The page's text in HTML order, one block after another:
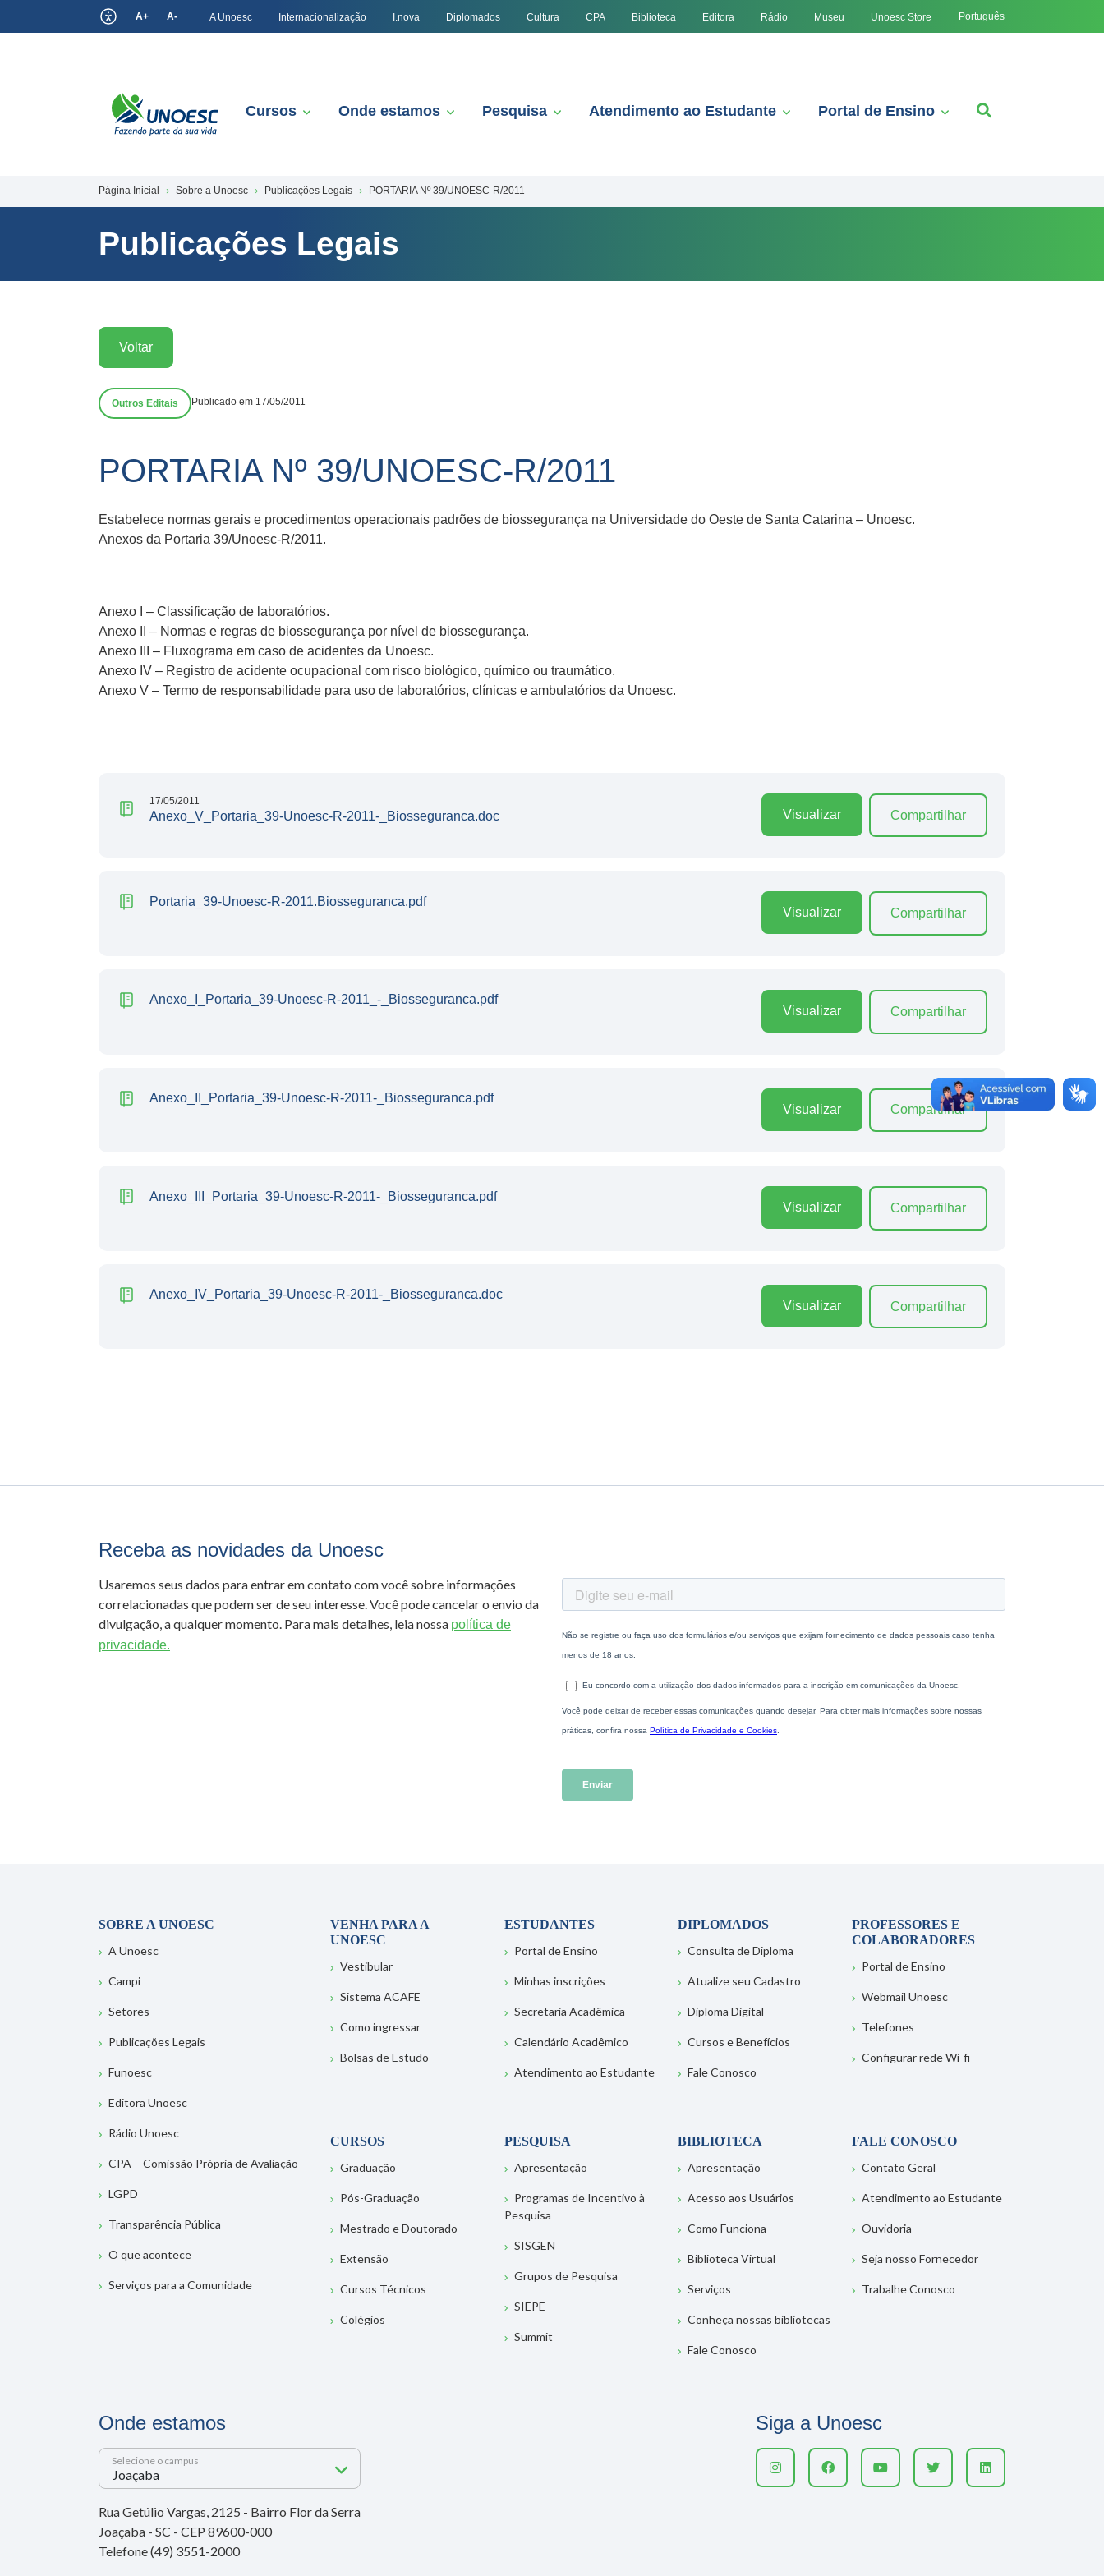
A+ A- A Unoesc Internacionalização I.nova Diplomados Cultura CPA Biblioteca Editora Rádio Museu Unoesc Store Português
Cursos Onde estamos Pesquisa Atendimento ao Estudante Portal de Ensino
Página Inicial Sobre a Unoesc Publicações Legais PORTARIA Nº 39/UNOESC-R/2011
Publicações Legais
Voltar
Outros Editais Publicado em 17/05/2011
PORTARIA Nº 39/UNOESC-R/2011
Estabelece normas gerais e procedimentos operacionais padrões de biossegurança na Universidade do Oeste de Santa Catarina – Unoesc.
Anexos da Portaria 39/Unoesc-R/2011.
Anexo I – Classificação de laboratórios.
Anexo II – Normas e regras de biossegurança por nível de biossegurança.
Anexo III – Fluxograma em caso de acidentes da Unoesc.
Anexo IV – Registro de acidente ocupacional com risco biológico, químico ou traumático.
Anexo V – Termo de responsabilidade para uso de laboratórios, clínicas e ambulatórios da Unoesc.
17/05/2011
Anexo_V_Portaria_39-Unoesc-R-2011-_Biosseguranca.doc Visualizar Compartilhar
Portaria_39-Unoesc-R-2011.Biosseguranca.pdf
Visualizar Compartilhar
Anexo_I_Portaria_39-Unoesc-R-2011_-_Biosseguranca.pdf
Visualizar Compartilhar
Anexo_II_Portaria_39-Unoesc-R-2011-_Biosseguranca.pdf
Visualizar Compartilhar
Anexo_III_Portaria_39-Unoesc-R-2011-_Biosseguranca.pdf
Visualizar Compartilhar
Anexo_IV_Portaria_39-Unoesc-R-2011-_Biosseguranca.doc
Visualizar Compartilhar
Receba as novidades da Unoesc
Usaremos seus dados para entrar em contato com você sobre informações
correlacionadas que podem ser de seu interesse. Você pode cancelar o envio da
divulgação, a qualquer momento. Para mais detalhes, leia nossa política de
privacidade.
SOBRE A UNOESC
A Unoesc
Campi
Setores
Publicações Legais
Funoesc
Editora Unoesc
Rádio Unoesc
CPA – Comissão Própria de Avaliação
LGPD
Transparência Pública
O que acontece
Serviços para a Comunidade
VENHA PARA A
UNOESC
Vestibular
Sistema ACAFE
Como ingressar
Bolsas de Estudo
ESTUDANTES
Portal de Ensino
Minhas inscrições
Secretaria Acadêmica
Calendário Acadêmico
Atendimento ao Estudante
DIPLOMADOS
Consulta de Diploma
Atualize seu Cadastro
Diploma Digital
Cursos e Benefícios
Fale Conosco
PROFESSORES E
COLABORADORES
Portal de Ensino
Webmail Unoesc
Telefones
Configurar rede Wi-fi
CURSOS
Graduação
Pós-Graduação
Mestrado e Doutorado
Extensão
Cursos Técnicos
Colégios
PESQUISA
Apresentação
Programas de Incentivo à
Pesquisa
SISGEN
Grupos de Pesquisa
SIEPE
Summit
BIBLIOTECA
Apresentação
Acesso aos Usuários
Como Funciona
Biblioteca Virtual
Serviços
Conheça nossas bibliotecas
Fale Conosco
FALE CONOSCO
Contato Geral
Atendimento ao Estudante
Ouvidoria
Seja nosso Fornecedor
Trabalhe Conosco
Onde estamos
Selecione o campus
Rua Getúlio Vargas, 2125 - Bairro Flor da Serra
Joaçaba - SC - CEP 89600-000
Telefone (49) 3551-2000
Siga a Unoesc